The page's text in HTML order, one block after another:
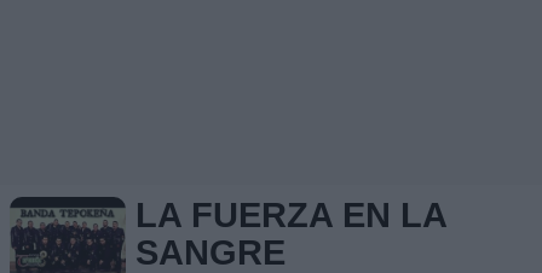
LA FUERZA EN LA
SANGRE